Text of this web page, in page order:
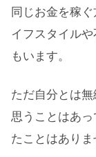
同じお金を稼
イフスタイル
もいます。
ただ自分とは
思うことはあ
たことはありま